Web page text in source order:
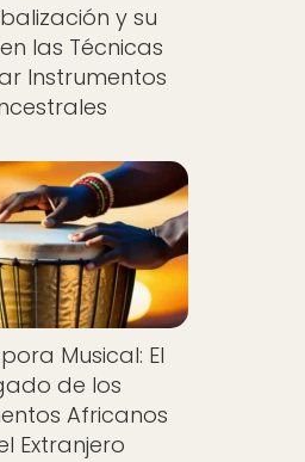
y su
las Técnicas
Instrumentos
Musical: El
de los
Africanos
Extranjero